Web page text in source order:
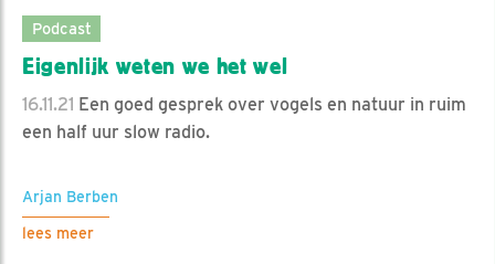
Podcast
Eigenlijk weten we het wel
16.11.21 Een goed gesprek over vogels en natuur in ruim
een half uur slow radio.
Arjan Berben
lees meer